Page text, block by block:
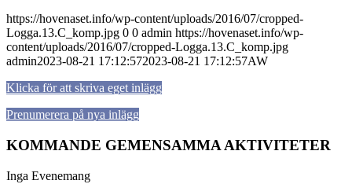
https://hovenaset.info/wp-content/uploads/2016/07/cropped-
Logga.13.C_komp.jpg 0 0 admin https://hovenaset.info/wp-
content/uploads/2016/07/cropped-Logga.13.C_komp.jpg
admin2023-08-21 17:12:572023-08-21 17:12:57AW
Klicka för att skriva eget inlägg
Prenumerera på nya inlägg
KOMMANDE GEMENSAMMA AKTIVITETER
Inga Evenemang